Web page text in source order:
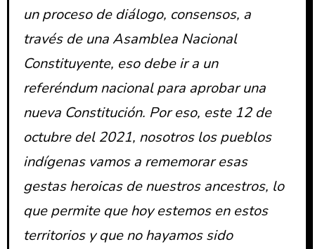
un proceso de diálogo, consensos, a
través de una Asamblea Nacional
Constituyente, eso debe ir a un
referéndum nacional para aprobar una
nueva Constitución. Por eso, este 12 de
octubre del 2021, nosotros los pueblos
indígenas vamos a rememorar esas
gestas heroicas de nuestros ancestros, lo
que permite que hoy estemos en estos
territorios y que no hayamos sido